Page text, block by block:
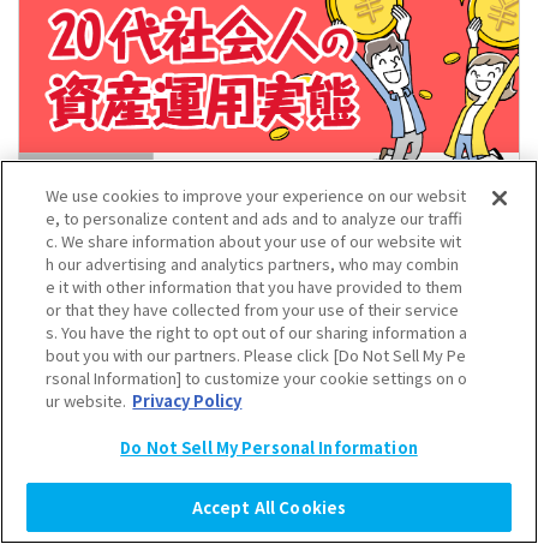
2026年08月07日(金)
20代社会人の資産運用実態 始めたきっかけや情報
源、今後の意向も調査
若手社会人 Z世代 マネー
We use cookies to improve your experience on our websit
e, to personalize content and ads and to analyze our traffi
c. We share information about your use of our website wit
h our advertising and analytics partners, who may combin
e it with other information that you have provided to them
or that they have collected from your use of their service
s. You have the right to opt out of our sharing information a
bout you with our partners. Please click [Do Not Sell My Pe
rsonal Information] to customize your cookie settings on o
ur website. Privacy Policy
Do Not Sell My Personal Information
Accept All Cookies